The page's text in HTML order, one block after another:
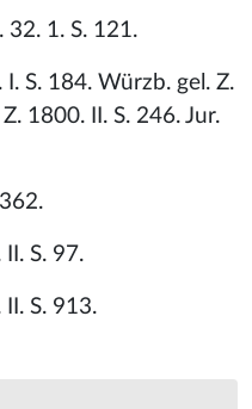
32. 1. S. 121.
S. 184. Würzb. gel. Z.
1800. II. S. 246. Jur.
S. 97.
S. 913.